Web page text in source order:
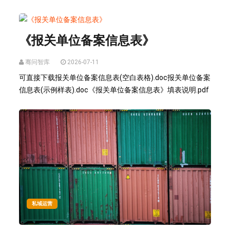
《报关单位备案信息表》
骞问智库 2026-07-11
可直接下载报关单位备案信息表(空白表格).doc报关单位备案
信息表(示例样表).doc《报关单位备案信息表》填表说明.pdf
私域运营